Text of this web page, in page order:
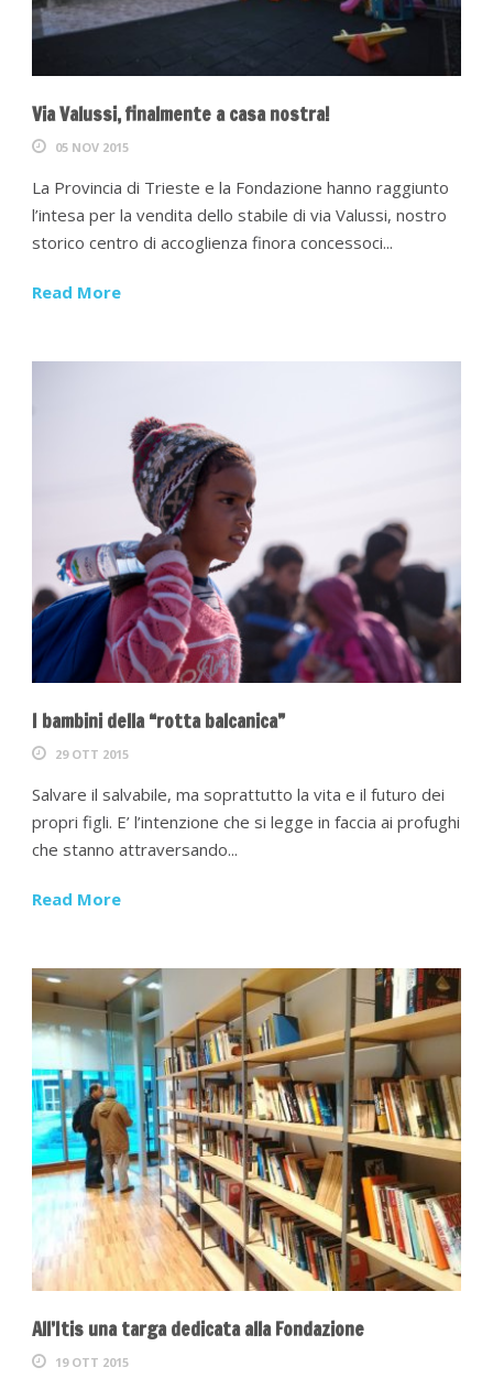
Via Valussi, finalmente a casa nostra!
05 NOV 2015
La Provincia di Trieste e la Fondazione hanno raggiunto
l’intesa per la vendita dello stabile di via Valussi, nostro
storico centro di accoglienza finora concessoci...
Read More
I bambini della “rotta balcanica”
29 OTT 2015
Salvare il salvabile, ma soprattutto la vita e il futuro dei
propri figli. E’ l’intenzione che si legge in faccia ai profughi
che stanno attraversando...
Read More
All’Itis una targa dedicata alla Fondazione
19 OTT 2015